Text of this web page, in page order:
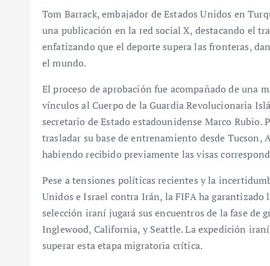
Tom Barrack, embajador de Estados Unidos en
una publicación en la red social X, destacando el
enfatizando que el deporte supera las fronteras,
el mundo.
El proceso de aprobación fue acompañado de una
vínculos al Cuerpo de la Guardia Revolucionaria
secretario de Estado estadounidense Marco
trasladar su base de entrenamiento desde
habiendo recibido previamente las visas
Pese a tensiones políticas recientes y la
Unidos e Israel contra Irán, la FIFA ha
selección iraní jugará sus encuentros de la fase de
Inglewood, California, y Seattle. La expedición
superar esta etapa migratoria crítica.